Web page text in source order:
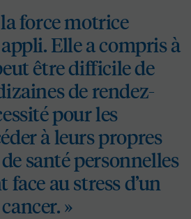
force motrice
Elle a compris à
être difficile de
de rendez-
pour les
à leurs propres
santé personnelles
au stress d’un
»